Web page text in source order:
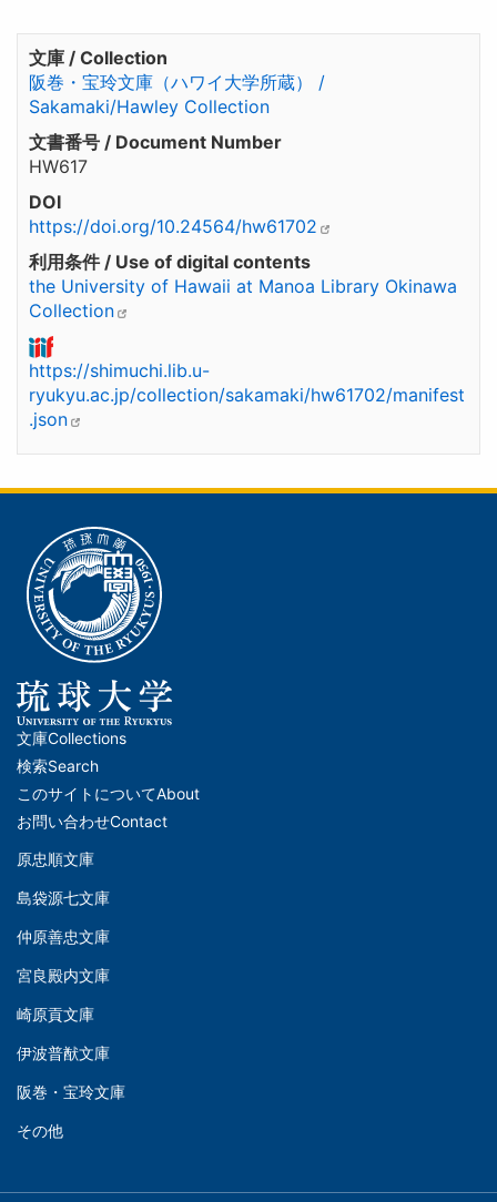
文庫 / Collection
阪巻・宝玲文庫（ハワイ大学所蔵） /
Sakamaki/Hawley Collection
文書番号 / Document Number
HW617
DOI
https://doi.org/10.24564/hw61702
利用条件 / Use of digital contents
the University of Hawaii at Manoa Library Okinawa
Collection
https://shimuchi.lib.u-
ryukyu.ac.jp/collection/sakamaki/hw61702/manifest
.json
メ
イ
ン
ナ
ビ
ー
シ
ョ
ン
ッ
タ
文庫Collections
検索Search
このサイトについてAbout
お問い合わせContact
文
(Left)
原忠順文庫
島袋源七文庫
仲原善忠文庫
文
(Middle)
宮良殿内文庫
崎原貢文庫
伊波普猷文庫
文
庫
阪巻・宝玲文庫
その他